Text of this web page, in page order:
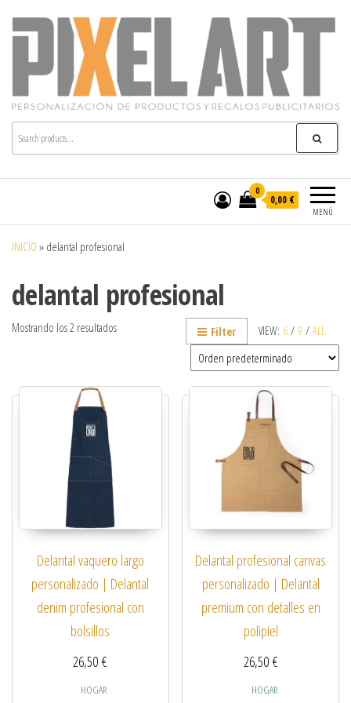
Pixelart
Especialistas en textil publicitario y regalos
personalizados en móstoles
MENÚ
0
0,00 €
INICIO » delantal profesional
delantal profesional
VIEW: 6 / 9 / ALL
Filter
Mostrando los 2 resultados
Delantal vaquero largo
personalizado | Delantal
denim profesional con
bolsillos
26,50€
HOGAR
Delantal profesional canvas
personalizado | Delantal
premium con detalles en
polipiel
26,50€
HOGAR